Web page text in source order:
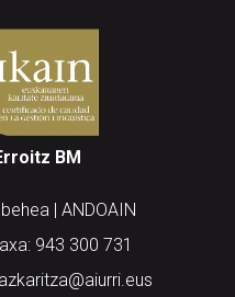
BM
| ANDOAIN
943 300 731